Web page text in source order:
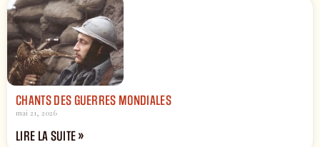
CHANTS DES GUERRES MONDIALES
mai 21, 2026
LIRE LA SUITE »